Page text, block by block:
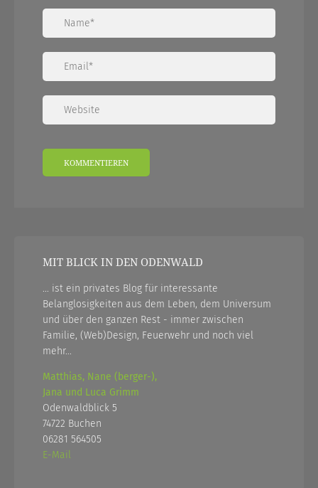
MIT BLICK IN DEN ODENWALD
... ist ein privates Blog für interessante
Belanglosigkeiten aus dem Leben, dem Universum
und über den ganzen Rest - immer zwischen
Familie, (Web)Design, Feuerwehr und noch viel
mehr...
Matthias, Nane (berger-),
Jana und Luca Grimm
Odenwaldblick 5
74722 Buchen
06281 564505
E-Mail